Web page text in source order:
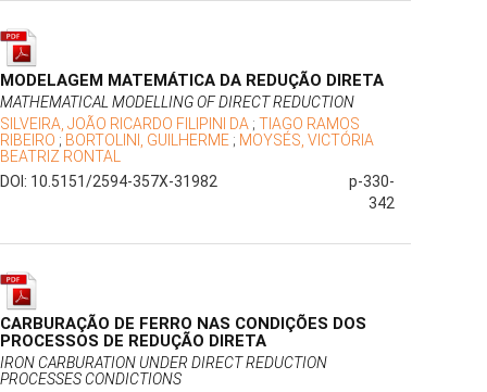
MODELAGEM MATEMÁTICA DA REDUÇÃO DIRETA
MATHEMATICAL MODELLING OF DIRECT REDUCTION
SILVEIRA, JOÃO RICARDO FILIPINI DA ; TIAGO RAMOS
RIBEIRO ; BORTOLINI, GUILHERME ; MOYSÉS, VICTÓRIA
BEATRIZ RONTAL
DOI: 10.5151/2594-357X-31982
p-330-
342
CARBURAÇÃO DE FERRO NAS CONDIÇÕES DOS
PROCESSOS DE REDUÇÃO DIRETA
IRON CARBURATION UNDER DIRECT REDUCTION
PROCESSES CONDICTIONS